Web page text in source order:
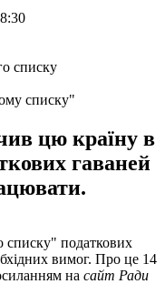
списку"
цю країну в
гаваней
податкових
вимог. Про це 14
на сайт Ради